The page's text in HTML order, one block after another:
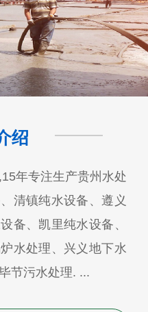
绍
年专注生产贵州水处
清镇纯水设备、遵义
备、凯里纯水设备、
水处理、兴义地下水
节污水处理. ...